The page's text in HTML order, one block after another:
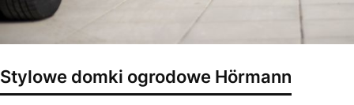
Stylowe domki ogrodowe Hörmann